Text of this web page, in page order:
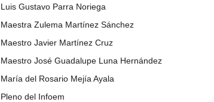
Luis Gustavo Parra Noriega
Maestra Zulema Martínez Sánchez
Maestro Javier Martínez Cruz
Maestro José Guadalupe Luna Hernández
María del Rosario Mejía Ayala
Pleno del Infoem